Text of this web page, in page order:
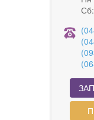
Сб: